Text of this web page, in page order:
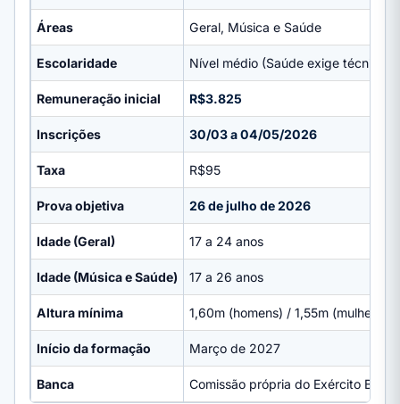
Áreas Geral, Música e Saúde
Escolaridade Nível médio (Saúde exige técnico
Remuneração inicial R$3.825
Inscrições 30/03 a 04/05/2026
Taxa R$95
Prova objetiva 26 de julho de 2026
Idade (Geral) 17 a 24 anos
Idade (Música e Saúde) 17 a 26 anos
Altura mínima 1,60m (homens) / 1,55m (mulheres)
Início da formação Março de 2027
Banca Comissão própria do Exército